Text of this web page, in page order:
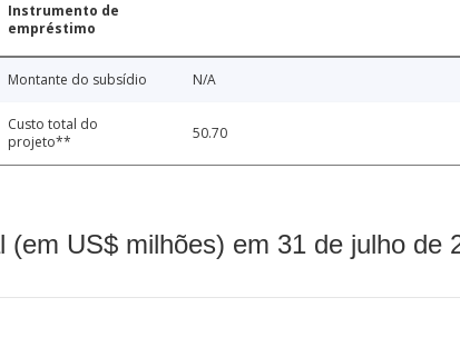
Instrumento de
empréstimo
Montante do subsídio N/A
Custo total do
projeto**
50.70
US$ milhões) em 31 de julho de